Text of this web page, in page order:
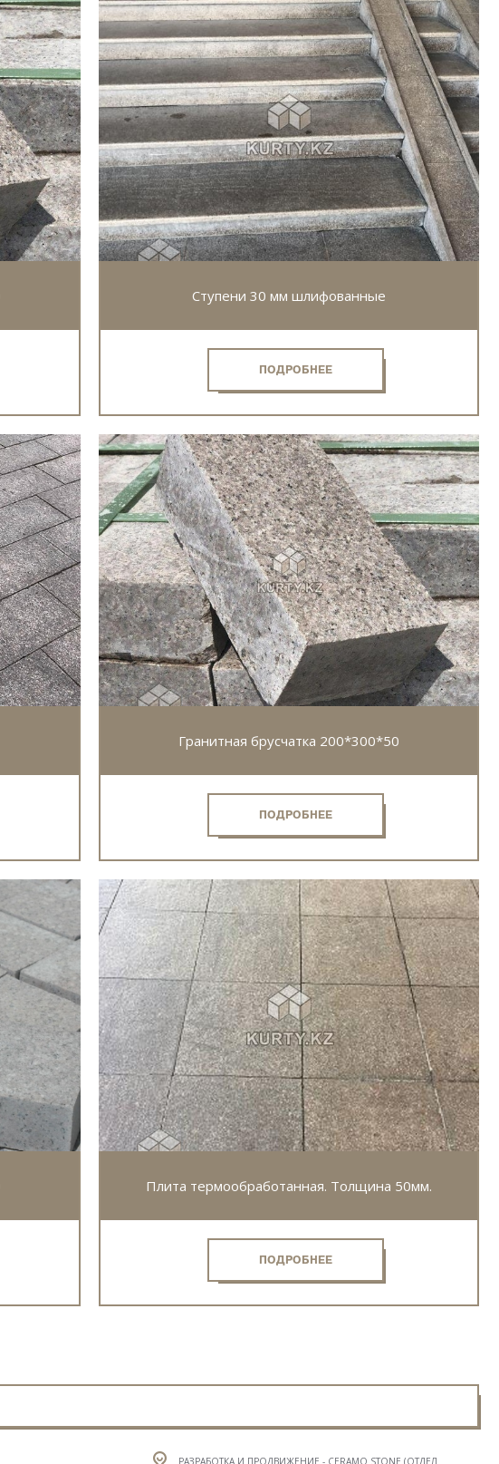
Cтупени 30 мм шлифованные
ПОДРОБНЕЕ
Гранитная брусчатка 200*300*50
ПОДРОБНЕЕ
Плита термообработанная. Толщина 50мм.
ПОДРОБНЕЕ
РАЗРАБОТКА И ПРОДВИЖЕНИЕ - CERAMO STONE (ОТДЕЛ